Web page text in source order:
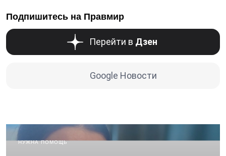
Подпишитесь на Правмир
Перейти в Дзен
Google Новости
НУЖНА ПОМОЩЬ